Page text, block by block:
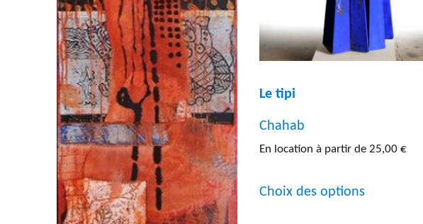
page
du
produit
Le tipi
Chahab
En location à partir de25,00€
Choix des options